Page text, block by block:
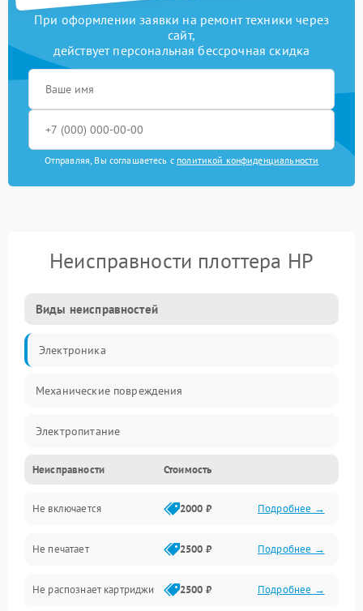
При оформлении заявки на ремонт техники через
сайт,
действует персональная бессрочная скидка
Отправляя, Вы соглашаетесь с политикой конфиденциальности
Неисправности плоттера HP
Виды неисправностей
Электроника
Механические повреждения
Электропитание
Работа системы
Механика
Оптика
Программное обеспечение
Неисправности Стоимость
Не включается 2000 ₽ Подробнее →
Не печатает 2500 ₽ Подробнее →
Не распознает картриджи 2500 ₽ Подробнее →